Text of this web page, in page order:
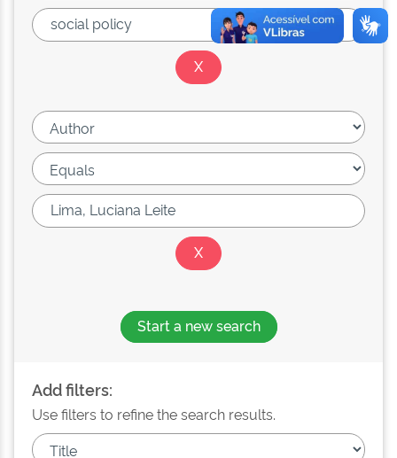
Start a new search
Add filters:
Use filters to refine the search results.